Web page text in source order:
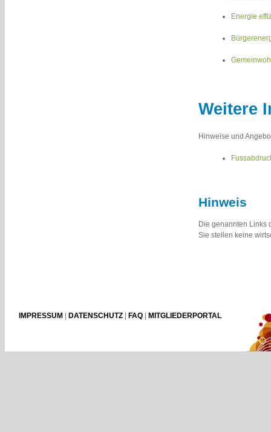
Energie
Weitere
Hinweise und
Hinweis
Die genannten Links
Sie stellen keine
IMPRESSUM | DATENSCHUTZ | FAQ | MITGLIEDERPORTAL